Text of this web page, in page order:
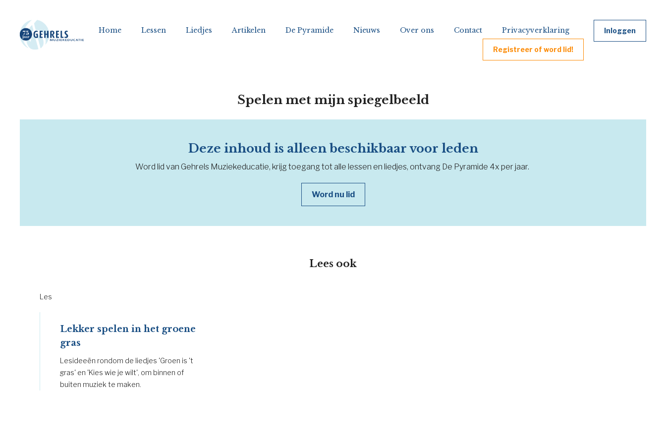
Home Lessen Liedjes Artikelen De Pyramide Nieuws Over ons Contact Inloggen
Registreer of word lid!
Privacyverklaring
Spelen met mijn spiegelbeeld
Deze inhoud is alleen beschikbaar voor leden
Word lid van Gehrels Muziekeducatie, krijg toegang tot alle lessen en liedjes, ontvang De Pyramide 4x per jaar.
Word nu lid
Lees ook
Les
Lekker spelen in het groene
gras
Lesideeën rondom de liedjes 'Groen is 't
gras' en 'Kies wie je wilt', om binnen of
buiten muziek te maken.